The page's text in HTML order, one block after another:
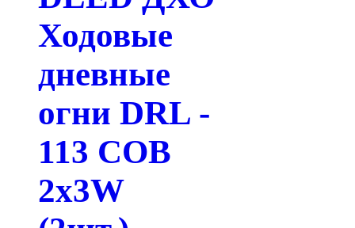
Ходовые
дневные
огни DRL -
113 COB
2x3W